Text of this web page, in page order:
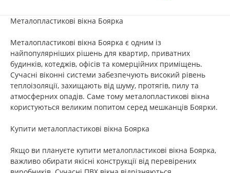
Металопластикові вікна Боярка
Металопластикові вікна Боярка є одним із
найпопулярніших рішень для квартир, приватних
будинків, котеджів, офісів та комерційних приміщень.
Сучасні віконні системи забезпечують високий рівень
теплоізоляції, захищають від шуму, протягів, пилу та
атмосферних опадів. Саме тому металопластикові вікна
користуються великим попитом серед мешканців Боярки.
Купити металопластикові вікна Боярка
Якщо ви плануєте купити металопластикові вікна Боярка,
важливо обирати якісні конструкції від перевірених